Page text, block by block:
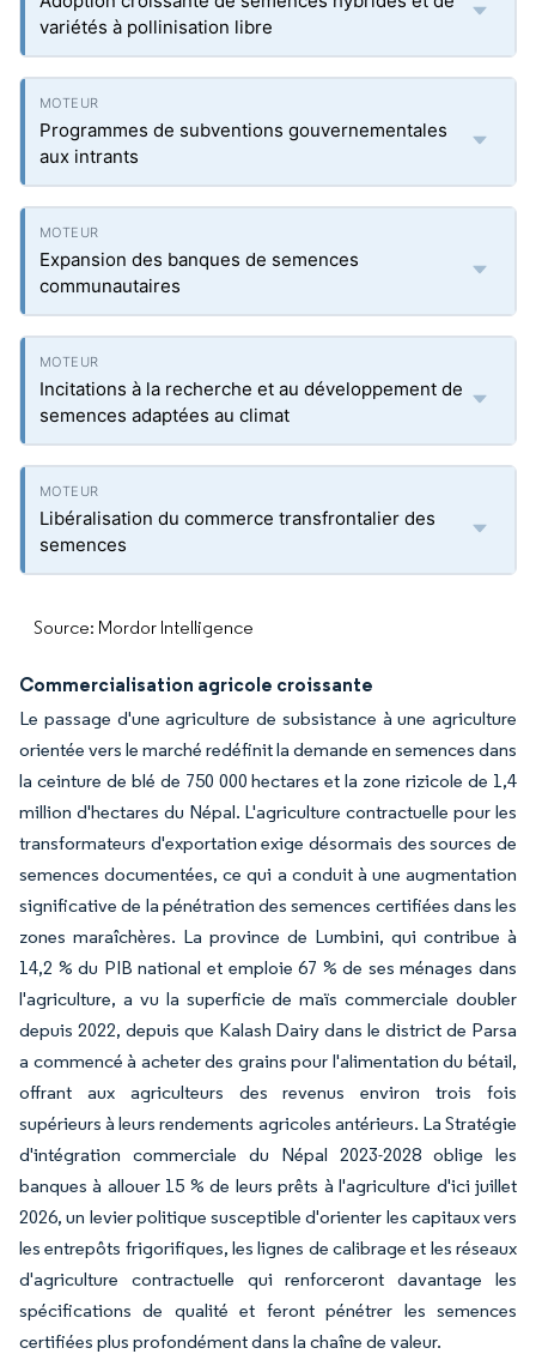
variétés à pollinisation libre
Programmes de subventions gouvernementales
aux intrants
Expansion des banques de semences
communautaires
Incitations à la recherche et au développement de
semences adaptées au climat
Libéralisation du commerce transfrontalier des
semences
Source: Mordor Intelligence
Commercialisation agricole croissante
Le passage d'une agriculture de subsistance à une agriculture
orientée vers le marché redéfinit la demande en semences dans
la ceinture de blé de 750 000 hectares et la zone rizicole de 1,4
million d'hectares du Népal. L'agriculture contractuelle pour les
transformateurs d'exportation exige désormais des sources de
semences documentées, ce qui a conduit à une augmentation
significative de la pénétration des semences certifiées dans les
zones maraîchères. La province de Lumbini, qui contribue à
14,2 % du PIB national et emploie 67 % de ses ménages dans
l'agriculture, a vu la superficie de maïs commerciale doubler
depuis 2022, depuis que Kalash Dairy dans le district de Parsa
a commencé à acheter des grains pour l'alimentation du bétail,
offrant aux agriculteurs des revenus environ trois fois
supérieurs à leurs rendements agricoles antérieurs. La Stratégie
d'intégration commerciale du Népal 2023-2028 oblige les
banques à allouer 15 % de leurs prêts à l'agriculture d'ici juillet
2026, un levier politique susceptible d'orienter les capitaux vers
les entrepôts frigorifiques, les lignes de calibrage et les réseaux
d'agriculture contractuelle qui renforceront davantage les
spécifications de qualité et feront pénétrer les semences
certifiées plus profondément dans la chaîne de valeur.